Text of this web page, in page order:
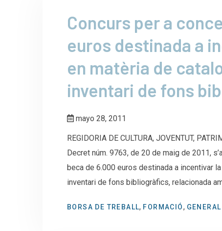
Concurs per a
euros destinada a
en matèria de
inventari de fons
mayo 28, 2011
REGIDORIA DE CULTURA, JOVENTUT,
Decret núm. 9763, de 20 de maig de 2011,
beca de 6.000 euros destinada a incentivar
inventari de fons bibliogràfics, relacionada
BORSA DE TREBALL, FORMACIÓ, GENERAL